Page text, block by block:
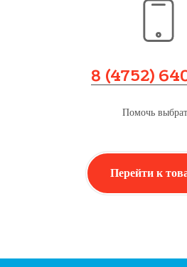
8 (4752)
Помочь
Перейти к